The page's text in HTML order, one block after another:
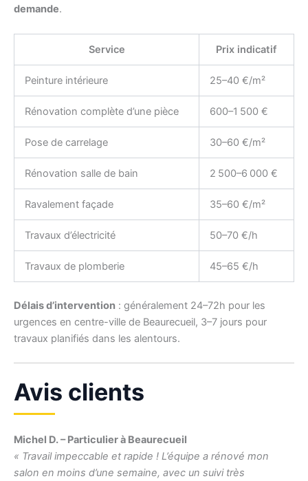
demande.
Service Prix indicatif
Peinture intérieure 25–40 €/m²
Rénovation complète d’une pièce 600–1 500 €
Pose de carrelage 30–60 €/m²
Rénovation salle de bain 2 500–6 000 €
Ravalement façade 35–60 €/m²
Travaux d’électricité 50–70 €/h
Travaux de plomberie 45–65 €/h
Délais d’intervention : généralement 24–72h pour les
urgences en centre-ville de Beaurecueil, 3–7 jours pour
travaux planifiés dans les alentours.
Avis clients
Michel D. – Particulier à Beaurecueil
« Travail impeccable et rapide ! L’équipe a rénové mon
salon en moins d’une semaine, avec un suivi très